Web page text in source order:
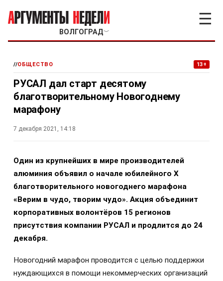
ВОЛГОГРАД﹀
☰
//ОБЩЕСТВО 13+
РУСАЛ дал старт десятому
благотворительному Новогоднему
марафону
7 декабря 2021, 14:18
Один из крупнейших в мире производителей
алюминия объявил о начале юбилейного X
благотворительного новогоднего марафона
«Верим в чудо, творим чудо». Акция объединит
корпоративных волонтёров 15 регионов
присутствия компании РУСАЛ и продлится до 24
декабря.
Новогодний марафон проводится с целью поддержки
нуждающихся в помощи некоммерческих организаций